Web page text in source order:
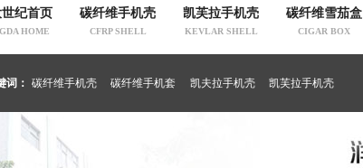
纪首页
HOME
碳纤维手机壳
CFRP SHELL
凯芙拉手机壳
KEVLAR SHELL
碳纤维雪茄盒
CIGAR BOX
词： 碳纤维手机壳 碳纤维手机套 凯夫拉手机壳 凯芙拉手机壳